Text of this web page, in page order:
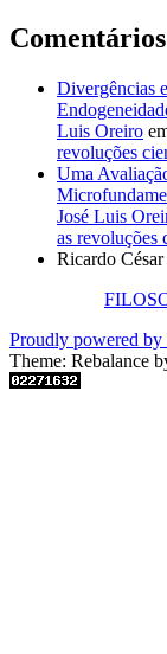
Divergências
Luis Oreiro
revoluções
Uma
José Luis
as revoluções
Ricardo César
Proudly powered by
Theme: Rebalance